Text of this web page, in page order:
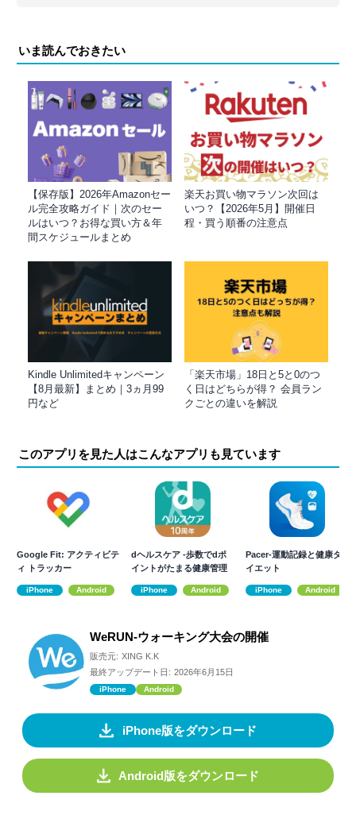
いま読んでおきたい
【保存版】2026年Amazonセー
ル完全攻略ガイド｜次のセー
ルはいつ？お得な買い方＆年
間スケジュールまとめ
楽天お買い物マラソン次回は
いつ？【2026年5月】開催日
程・買う順番の注意点
Kindle Unlimitedキャンペーン
【8月最新】まとめ｜3ヵ月99
円など
「楽天市場」18日と5と0のつ
く日はどちらが得？ 会員ラン
クごとの違いを解説
このアプリを見た人はこんなアプリも見ています
Google Fit: アクティビテ
ィ トラッカー
iPhone Android
dヘルスケア -歩数でdポ
イントがたまる健康管理
iPhone Android
Pacer-運動記録と健康ダ
イエット
iPhone Android
WeRUN-ウォーキング大会の開催
販売元: XING K.K
最終アップデート日: 2026年6月15日
iPhone Android
iPhone版をダウンロード
Android版をダウンロード